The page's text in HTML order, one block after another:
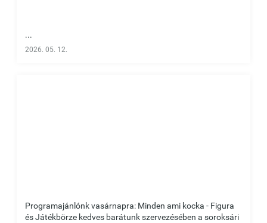
...
2026. 05. 12.
Programajánlónk vasárnapra: Minden ami kocka - Figura
és Játékbörze kedves barátunk szervezésében a soroksári